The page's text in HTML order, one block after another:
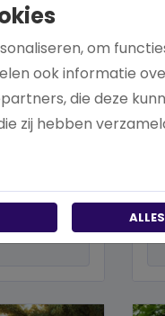
écht bij je
Is
om
ook informatie
die deze
zij hebben